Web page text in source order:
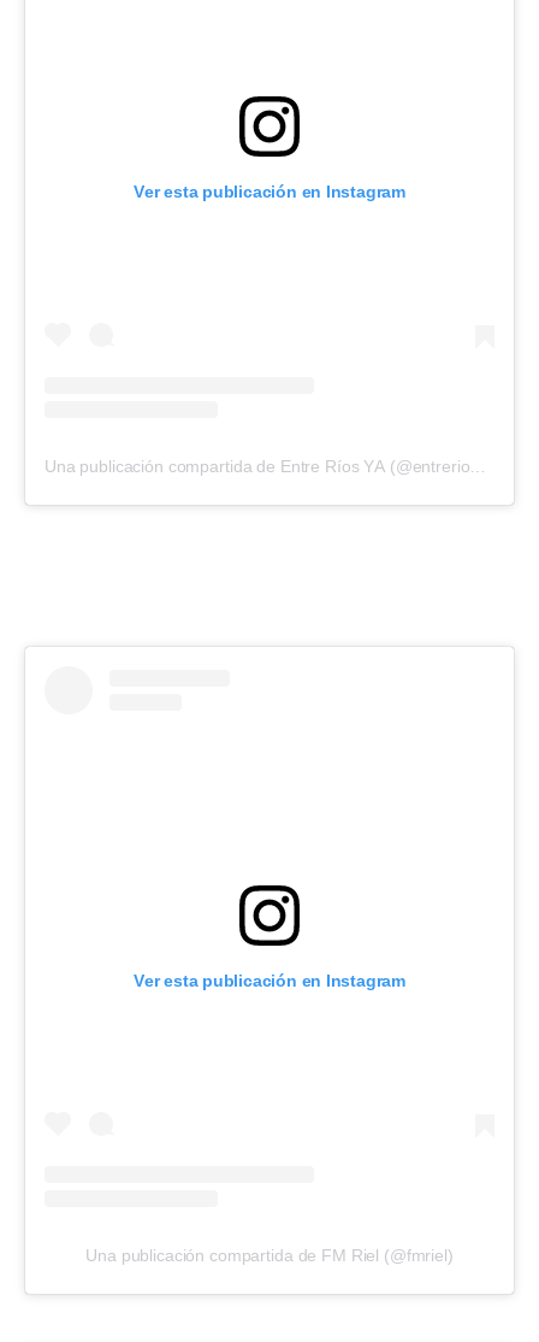
Ver esta publicación en Instagram
Ver esta publicación en Instagram
Una publicación compartida de FM Riel (@fmriel)